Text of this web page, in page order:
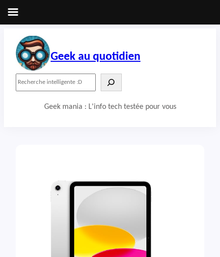
contenu
Geek au quotidien
Geek mania : L'info tech testée pour vous